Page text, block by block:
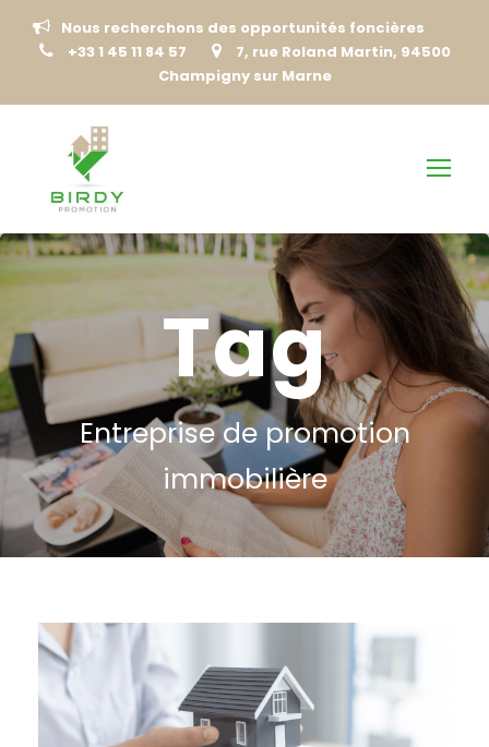
Nous recherchons des opportunités foncières
+33 1 45 11 84 57
7, rue Roland Martin, 94500
Champigny sur Marne
Tag
Entreprise de promotion
immobilière